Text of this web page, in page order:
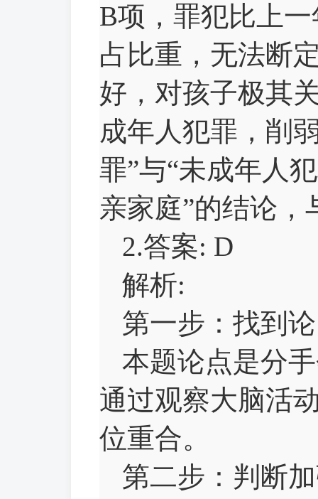
B项，罪犯比上
占比重，无法断
好，对孩子极其
成年人犯罪，削
罪”与“未成年人
亲家庭”的结论
2.答案: D
解析:
第一步：找到
本题论点是分
通过观察大脑活
位重合。
第二步：判断